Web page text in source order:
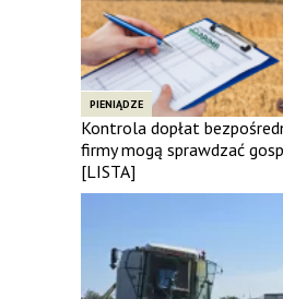
PIENIĄDZE
Kontrola dopłat
firmy mogą sprawdzać
[LISTA]